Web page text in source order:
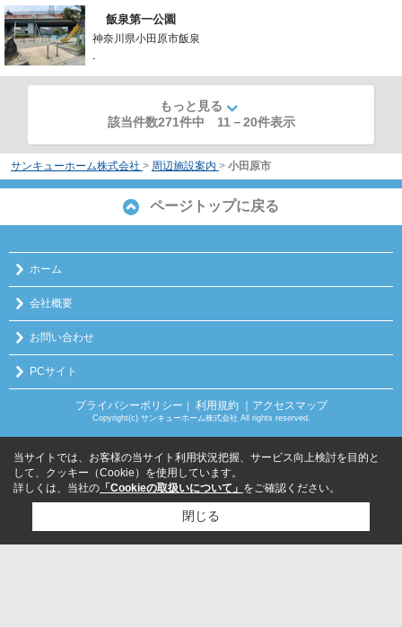
飯泉第一公園
神奈川県小田原市飯泉
-
もっと見る
該当件数271件中 11 －20件表示
サンキューホーム株式会社 > 周辺施設案内 > 小田原市
ページトップに戻る
ホーム
会社概要
お問い合わせ
PCサイト
プライバシーポリシー ｜ 利用規約 ｜アクセスマップ
Copyright(c) サンキューホーム株式会社 All rights reserved.
当サイトでは、お客様の当サイト利用状況把握、サービス向上検討を目的と
して、クッキー（Cookie）を使用しています。
詳しくは、当社の 「Cookieの取扱いについて」 をご確認ください。
閉じる